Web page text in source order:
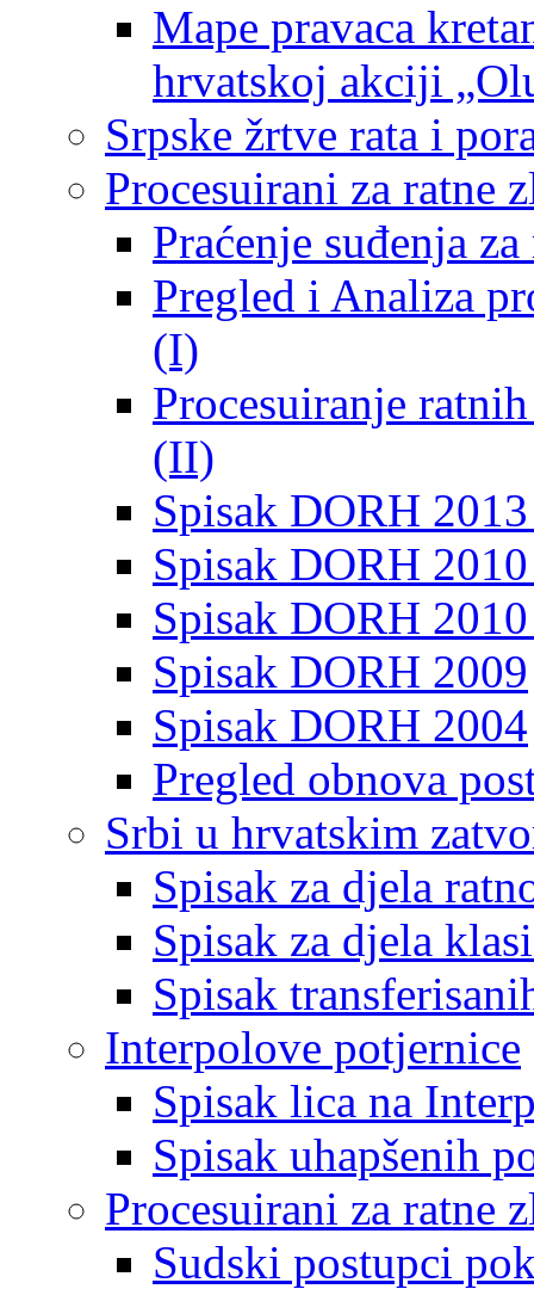
Mape pravaca
hrvatskoj akciji
Srpske žrtve rata i
Procesuirani za ratne
Praćenje suđenja
Pregled i Analiza
(I)
Procesuiranje
(II)
Spisak DORH
Spisak DORH
Spisak DORH
Spisak DORH 2009
Spisak DORH 2004
Pregled obnova
Srbi u hrvatskim
Spisak za djela
Spisak za djela
Spisak
Interpolove potjernice
Spisak lica na
Spisak uhapšenih
Procesuirani za ratne
Sudski postupci